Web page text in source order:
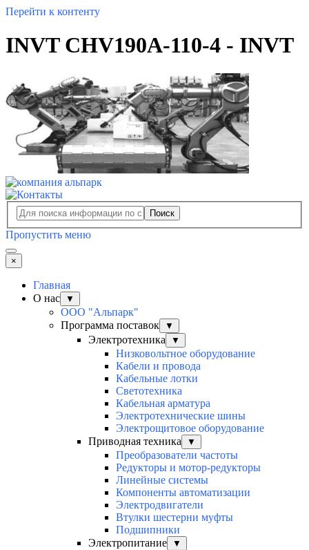
Перейти к контенту
INVT CHV190A-110-4 - INVT
Поиск
Пропустить меню
×
Главная
О нас
▼
ООО "Альпарк"
Программа поставок
▼
Электротехника ▼
Низковольтное оборудование
Кабели и провода
Кабельные лотки
Светотехника
Кабельная арматура
Электротехнические шины
Электрощитовое оборудование
Приводная техника
▼
Преобразователи частоты
Редукторы и мотор-редукторы
Линейные системы
Компоненты автоматизации
Электродвигатели
Втулки шестерни муфты
Подшипники
Электропитание
▼